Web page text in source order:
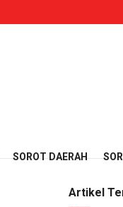
SOROT DAERAH
Artikel